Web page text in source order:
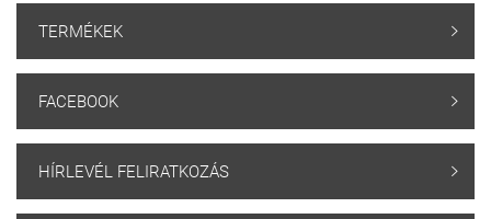
TERMÉKEK 
FACEBOOK 
HÍRLEVÉL FELIRATKOZÁS 